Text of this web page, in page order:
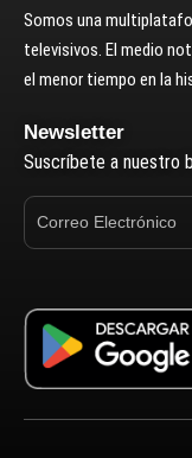
Somos una
televisivos. El medio
el menor tiempo en la
Newsletter
Suscríbete a nuestro